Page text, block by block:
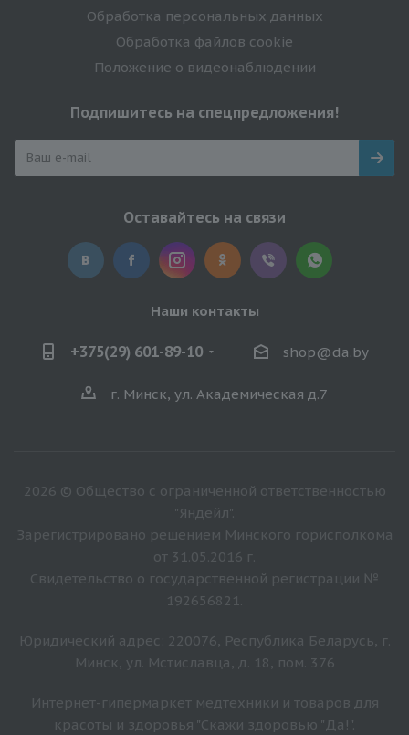
Обработка персональных данных
Обработка файлов cookie
Положение о видеонаблюдении
Подпишитесь на спецпредложения!
Оставайтесь на связи
Наши контакты
+375(29) 601-89-10 shop@da.by
г. Минск, ул. Академическая д.7
2026 © Общество с ограниченной ответственностью
"Яндейл".
Зарегистрировано решением Минского горисполкома
от 31.05.2016 г.
Свидетельство о государственной регистрации №
192656821.
Юридический адрес: 220076, Республика Беларусь, г.
Минск, ул. Мстиславца, д. 18, пом. 376
Интернет-гипермаркет медтехники и товаров для
красоты и здоровья "Скажи здоровью "Да!".